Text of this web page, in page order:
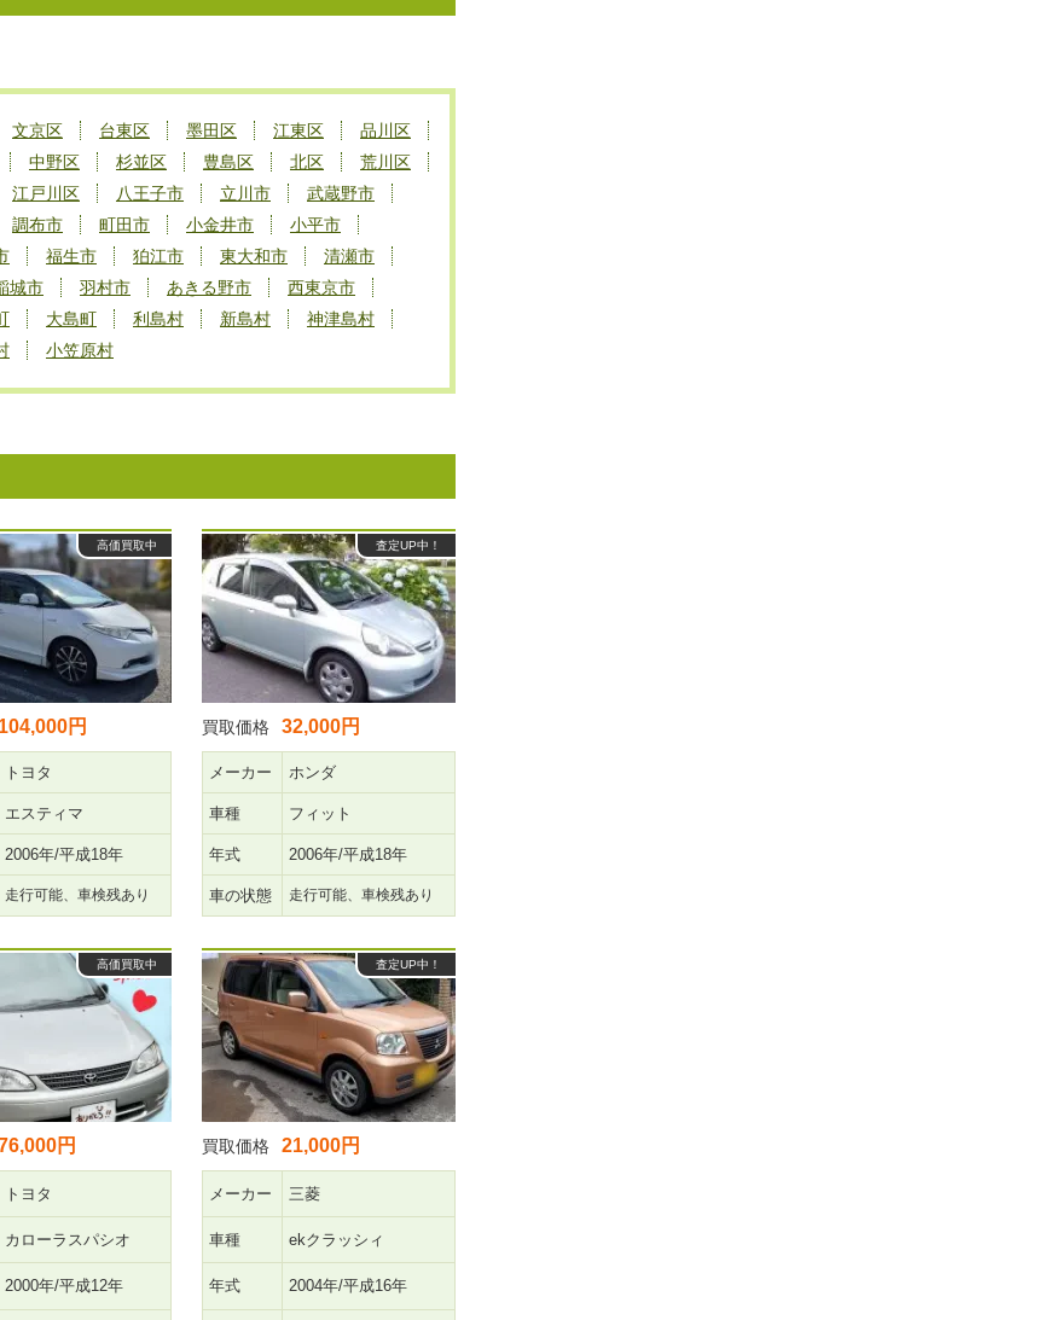
文京区 台東区 墨田区 江東区
品川区
中野区 杉並区 豊島区 北区
荒川区
江戸川区 八王子市 立川市
武蔵野市
調布市 町田市 小金井市
小平市
福生市 狛江市 東大和市
清瀬市
城市 羽村市 あきる野市
西東京市
大島町 利島村 新島村
神津島村
小笠原村
高価買取中
104,000円
トヨタ
エスティマ
2006年/平成18年
走行可能、車検残あり
査定UP中！
買取価格 32,000円
メーカー ホンダ
車種 フィット
年式 2006年/平成18年
車の状態 走行可能、車検残あり
高価買取中
円
トヨタ
カローラスパシオ
2000年/平成12年
査定UP中！
買取価格 21,000円
メーカー 三菱
車種 ekクラッシィ
年式 2004年/平成16年